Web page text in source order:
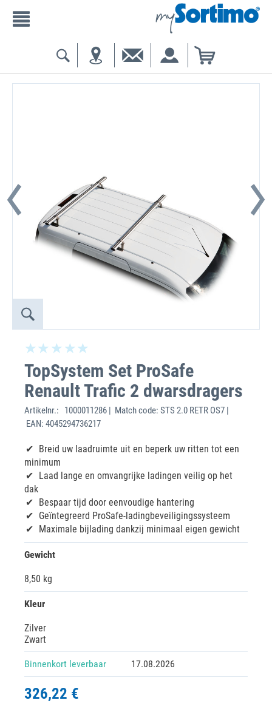
TopSystem Set ProSafe
Renault Trafic 2 dwarsdragers
Artikelnr.:
1000011286 | Match code: STS 2.0 RETR OS7 |
EAN: 4045294736217
Breid uw laadruimte uit en beperk uw ritten tot een
minimum
Laad lange en omvangrijke ladingen veilig op het
dak
Bespaar tijd door eenvoudige hantering
Geïntegreerd ProSafe-ladingbeveiligingssysteem
Maximale bijlading dankzij minimaal eigen gewicht
Gewicht
8,50 kg
Kleur
Zilver
Zwart
Binnenkort leverbaar 17.08.2026
326,22 €